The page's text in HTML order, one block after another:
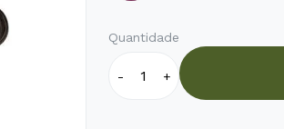
Quantidade
- +